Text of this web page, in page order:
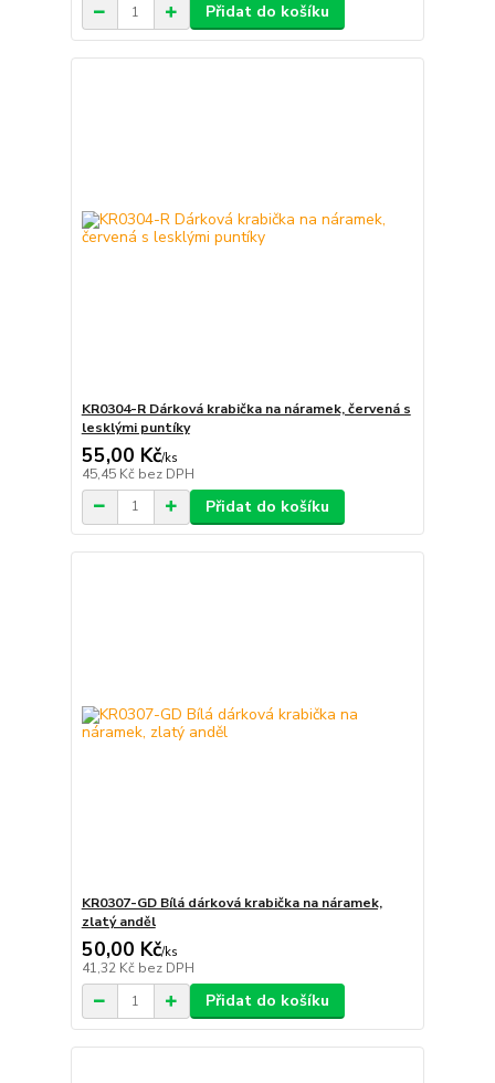
Přidat do košíku
KR0304-R Dárková krabička na náramek, červená s
lesklými puntíky
55,00 Kč/ks
45,45 Kč bez DPH
Přidat do košíku
KR0307-GD Bílá dárková krabička na náramek,
zlatý anděl
50,00 Kč/ks
41,32 Kč bez DPH
Přidat do košíku